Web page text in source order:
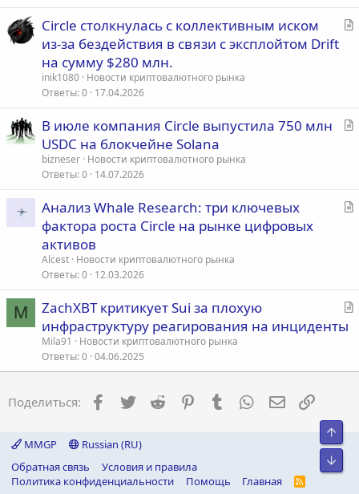
яС
Circle столкнулась с коллективным иском
из-за бездействия в связи с эксплойтом Drift
на сумму $280 млн.
inik1080 Новости криптовалютного рынка
Ответы 0 17.04.2026
С
я
В июле компания Circle выпустила 750 млн
USDC на блокчейне Solana
bizneser Новости криптовалютного рынка
Ответы 0 14.07.2026
С
Анализ Whale Research: три ключевых
фактора роста Circle на рынке цифровых
активов
Alcest Новости криптовалютного рынка
Ответы 0 12.03.2026
M
С
ь
ZachXBT критикует Sui за плохую
инфраструктуру реагирования на инциденты
Mila91
Новости криптовалютного рынка
Ответы 0 04.06.2025
Поделиться: Facebook
Twitter Reddit PinterestTumblr WhatsApp
MMGP
Russian (RU)
Обратная связь
Условия и правила
Политика конфиденциальности
Помощь Главная
R